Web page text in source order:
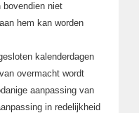
niet
hem kan worden
kalenderdagen
overmacht wordt
aanpassing van
in redelijkheid